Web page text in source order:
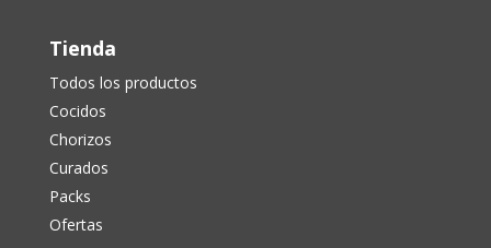
Tienda
Todos los productos
Cocidos
Chorizos
Curados
Packs
Ofertas